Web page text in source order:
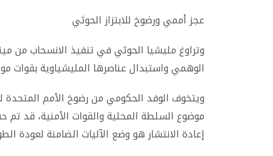
عجز أممي ورضوخ للابتزاز الحوثي
وتراوغ مليشيا الحوثي في تنفيذ الانسحاب من
الوهمي واستبدال عناصرها المليشياوية بقوات
ويتخوف الوفد الحكومي من رضوخ الأمم المتحدة
موضوع السلطة المحلية والقوات الأمنية، قد
إعادة الانتشار هو وضع الآليات الضامنة لعودة